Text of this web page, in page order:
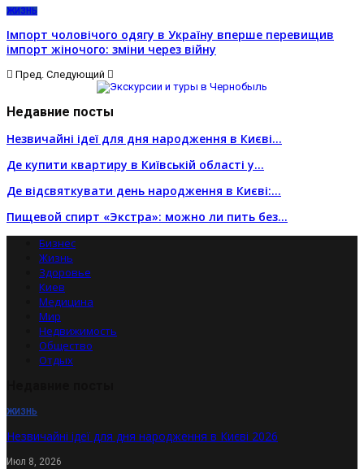
ЖИЗНЬ
Імпорт чоловічого одягу в Україну вперше перевищив
імпорт жіночого: зміни через війну
Пред. Следующий
Недавние посты
Незвичайні ідеї для дня народження в Києві…
Де купити квартиру в Київській області у…
Де відсвяткувати день народження в Києві:…
Пищевой спирт «Экстра»: можно ли пить без…
Бизнес
Жизнь
Здоровье
Киев
Медицина
Мир
Недвижимость
Общество
Отдых
ЖИЗНЬ
Незвичайні ідеї для дня народження в Києві 2026
Июл 8, 2026